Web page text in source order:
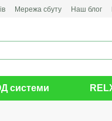
Мережа сбуту Наш блог
системи